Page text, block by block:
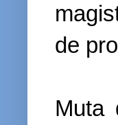
de
Muta